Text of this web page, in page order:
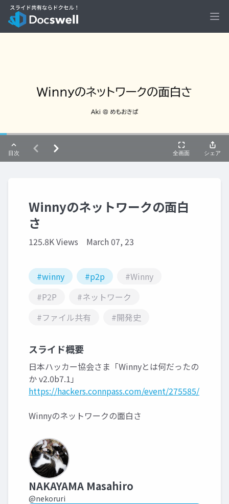
Winnyのネットワークの面白
さ
125.8K Views March 07, 23
#winny #p2p
#Winny
#P2P
#ネットワーク
#ファイル共有
#開発史
スライド概要
日本ハッカー協会さま「Winnyとは何だったの
か v2.0b7.1」
https://hackers.connpass.com/event/275585/
Winnyのネットワークの面白さ
NAKAYAMA Masahiro
@nekoruri